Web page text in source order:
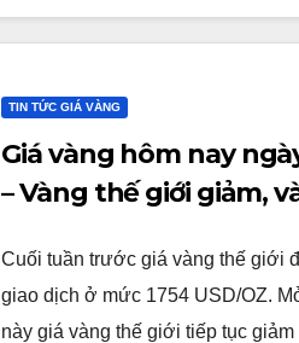
TIN TỨC GIÁ VÀNG
Giá vàng hôm nay
– Vàng thế giới giảm,
Cuối tuần trước giá vàng thế giới
giao dịch ở mức 1754 USD/OZ.
này giá vàng thế giới tiếp tục